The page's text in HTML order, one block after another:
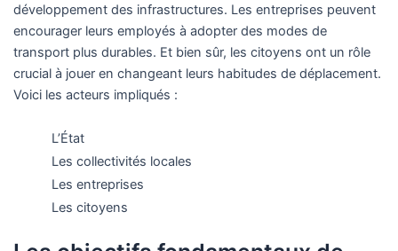
développement des infrastructures. Les entreprises peuvent
encourager leurs employés à adopter des modes de
transport plus durables. Et bien sûr, les citoyens ont un rôle
crucial à jouer en changeant leurs habitudes de déplacement.
Voici les acteurs impliqués :
L’État
Les collectivités locales
Les entreprises
Les citoyens